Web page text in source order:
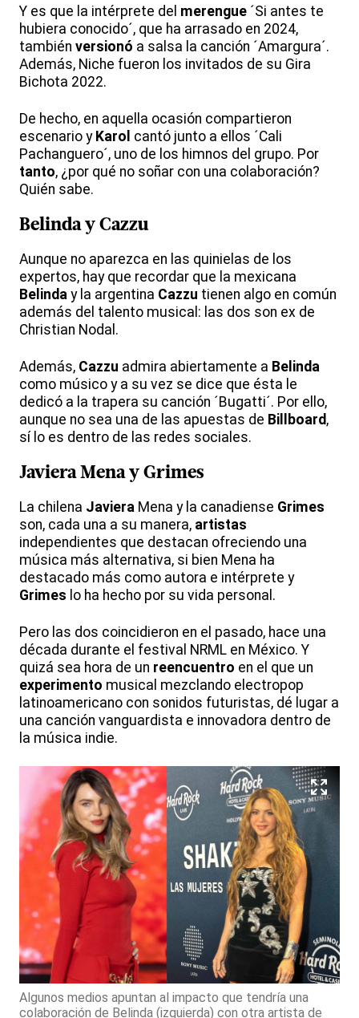
Y es que la intérprete del merengue ´Si antes te
hubiera conocido´, que ha arrasado en 2024,
también versionó a salsa la canción ´Amargura´.
Además, Niche fueron los invitados de su Gira
Bichota 2022.
De hecho, en aquella ocasión compartieron
escenario y Karol cantó junto a ellos ´Cali
Pachanguero´, uno de los himnos del grupo. Por
tanto, ¿por qué no soñar con una colaboración?
Quién sabe.
Belinday Cazzu
Aunque no aparezca en las quinielas de los
expertos, hay que recordar que la mexicana
Belinda y la argentina Cazzu tienen algo en común
además del talento musical: las dos son ex de
Christian Nodal.
Además, Cazzu admira abiertamente a Belinda
como músico y a su vez se dice que ésta le
dedicó a la trapera su canción ´Bugatti´. Por ello,
aunque no sea una de las apuestas de Billboard ,
sí lo es dentro de las redes sociales.
JavieraMena y Grimes
La chilena Javiera Mena y la canadiense Grimes
son, cada una a su manera, artistas
independientes que destacan ofreciendo una
música más alternativa, si bien Mena ha
destacado más como autora e intérprete y
Grimes lo ha hecho por su vida personal.
Pero las dos coincidieron en el pasado, hace una
década durante el festival NRML en México. Y
quizá sea hora de un reencuentro en el que un
experimento musical mezclando electropop
latinoamericano con sonidos futuristas, dé lugar a
una canción vanguardista e innovadora dentro de
la música indie.
Algunos medios apuntan al impacto que tendría una
colaboración de Belinda (izquierda) con otra artista de